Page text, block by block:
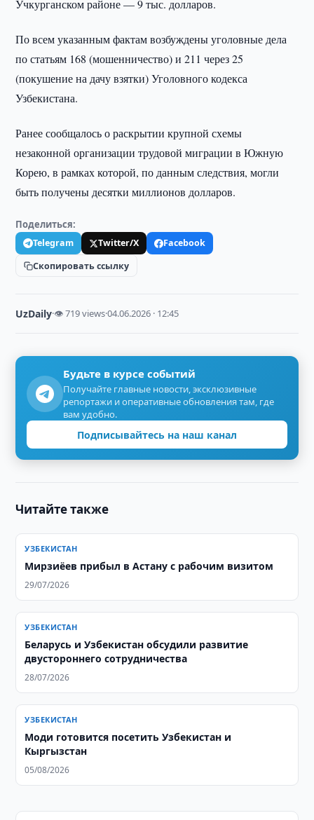
Учкурганском районе — 9 тыс. долларов.
По всем указанным фактам возбуждены уголовные дела
по статьям 168 (мошенничество) и 211 через 25
(покушение на дачу взятки) Уголовного кодекса
Узбекистана.
Ранее сообщалось о раскрытии крупной схемы
незаконной организации трудовой миграции в Южную
Корею, в рамках которой, по данным следствия, могли
быть получены десятки миллионов долларов.
Поделиться:
Telegram Twitter/X
Facebook
Скопировать ссылку
UzDaily·👁 719 views·04.06.2026 · 12:45
Будьте в курсе событий
Получайте главные новости, эксклюзивные
репортажи и оперативные обновления там, где
вам удобно.
Подписывайтесь на наш канал
Читайте также
УЗБЕКИСТАН
Мирзиёев прибыл в Астану с рабочим визитом
29/07/2026
УЗБЕКИСТАН
Беларусь и Узбекистан обсудили развитие
двустороннего сотрудничества
28/07/2026
УЗБЕКИСТАН
Моди готовится посетить Узбекистан и
Кыргызстан
05/08/2026